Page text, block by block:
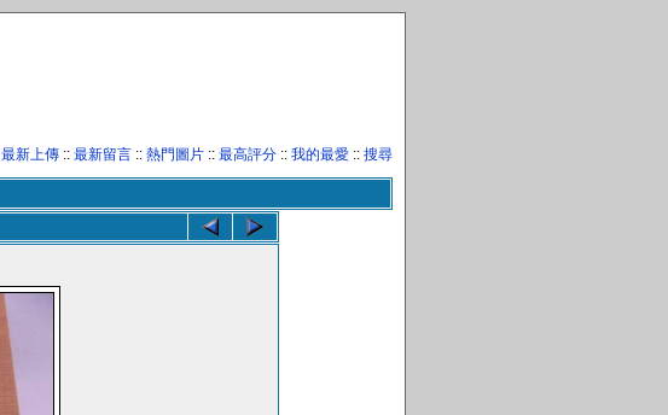
最新上傳 :: 最新留言 :: 熱門圖片 :: 最高評分 :: 我的最愛 :: 搜尋